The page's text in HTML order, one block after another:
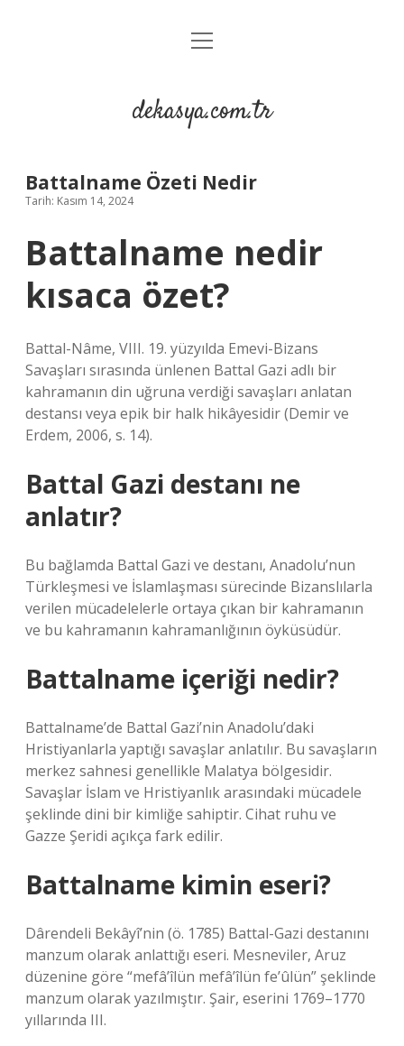
Anasayfa
Yasal Uyarı
menüyü
dekasya.com.tr
Battalname Özeti Nedir
Tarih: Kasım 14, 2024
Battalname nedir
kısaca özet?
Battal-Nâme, VIII. 19. yüzyılda Emevi-Bizans
Savaşları sırasında ünlenen Battal Gazi adlı bir
kahramanın din uğruna verdiği savaşları anlatan
destansı veya epik bir halk hikâyesidir (Demir ve
Erdem, 2006, s. 14).
Battal Gazi destanı ne
anlatır?
Bu bağlamda Battal Gazi ve destanı, Anadolu’nun
Türkleşmesi ve İslamlaşması sürecinde Bizanslılarla
verilen mücadelelerle ortaya çıkan bir kahramanın
ve bu kahramanın kahramanlığının öyküsüdür.
Battalname içeriği nedir?
Battalname’de Battal Gazi’nin Anadolu’daki
Hristiyanlarla yaptığı savaşlar anlatılır. Bu savaşların
merkez sahnesi genellikle Malatya bölgesidir.
Savaşlar İslam ve Hristiyanlık arasındaki mücadele
şeklinde dini bir kimliğe sahiptir. Cihat ruhu ve
Gazze Şeridi açıkça fark edilir.
Battalname kimin eseri?
Dârendeli Bekâyî’nin (ö. 1785) Battal-Gazi destanını
manzum olarak anlattığı eseri. Mesneviler, Aruz
düzenine göre “mefâ’îlün mefâ’îlün fe’ûlün” şeklinde
manzum olarak yazılmıştır. Şair, eserini 1769–1770
yıllarında III.